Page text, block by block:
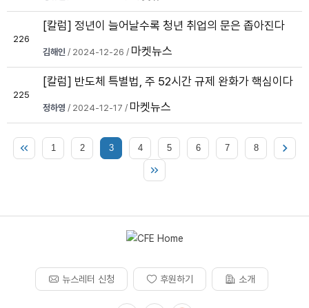
226
[칼럼] 정년이 늘어날수록 청년 취업의 문은 좁아진다
김해인 / 2024-12-26 / 마켓뉴스
225
[칼럼] 반도체 특별법, 주 52시간 규제 완화가 핵심이다
정하영 / 2024-12-17 / 마켓뉴스
1 2 3 4 5 6 7 8
뉴스레터 신청 후원하기 소개